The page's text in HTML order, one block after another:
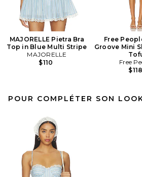
MAJORELLE Pietra Bra
Top in Blue Multi Stripe
MAJORELLE
$110
Free
Groove Mini
Free
$118
POUR COMPLÉTER SON